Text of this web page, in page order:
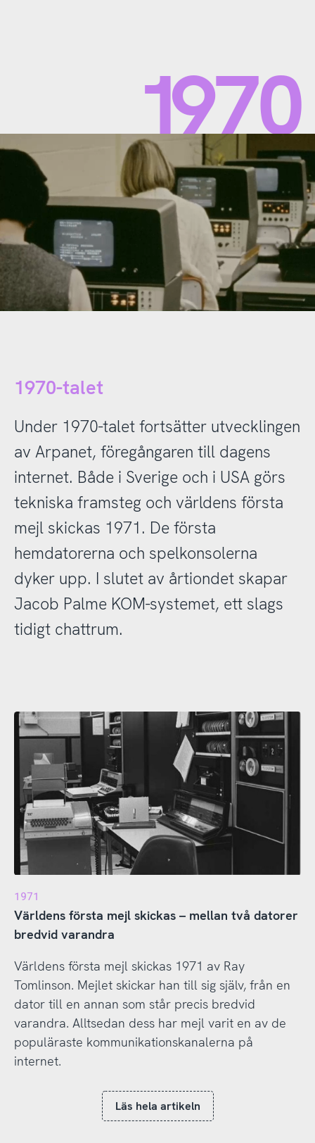
1970
1970-talet
Under 1970-talet fortsätter utvecklingen
av Arpanet, föregångaren till dagens
internet. Både i Sverige och i USA görs
tekniska framsteg och världens första
mejl skickas 1971. De första
hemdatorerna och spelkonsolerna
dyker upp. I slutet av årtiondet skapar
Jacob Palme KOM-systemet, ett slags
tidigt chattrum.
1971
Världens första mejl skickas – mellan två datorer
bredvid varandra
Världens första mejl skickas 1971 av Ray
Tomlinson. Mejlet skickar han till sig själv, från en
dator till en annan som står precis bredvid
varandra. Alltsedan dess har mejl varit en av de
populäraste kommunikationskanalerna på
internet.
Läs hela artikeln